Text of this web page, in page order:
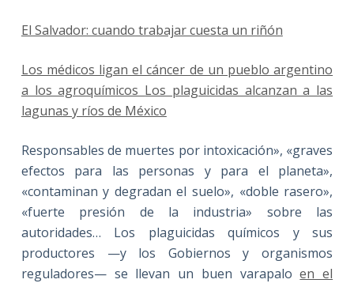
El Salvador: cuando trabajar cuesta un riñón
Los médicos ligan el cáncer de un pueblo argentino
a los agroquímicos Los plaguicidas alcanzan a las
lagunas y ríos de México
Responsables de muertes por intoxicación», «graves
efectos para las personas y para el planeta»,
«contaminan y degradan el suelo», «doble rasero»,
«fuerte presión de la industria» sobre las
autoridades… Los plaguicidas químicos y sus
productores —y los Gobiernos y organismos
reguladores— se llevan un buen varapaloen el